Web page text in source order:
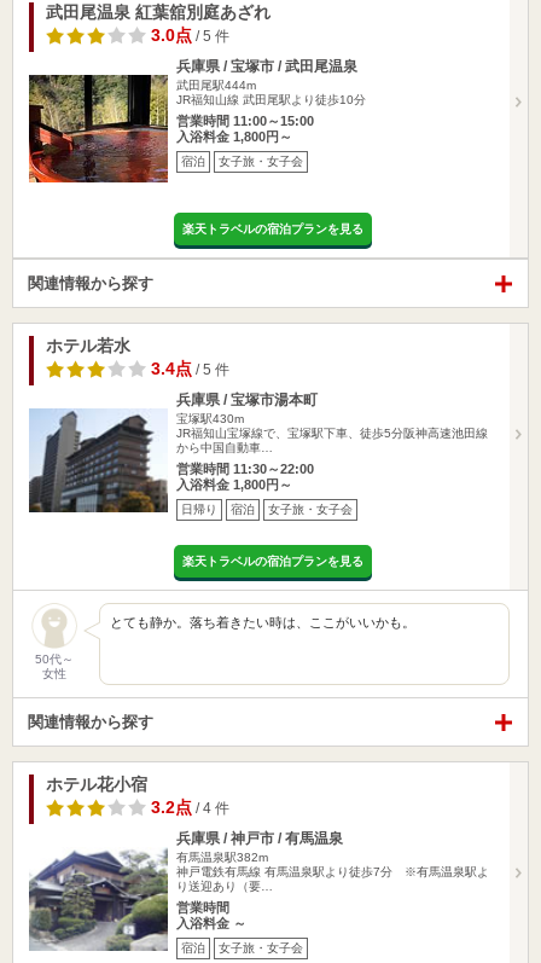
武田尾温泉 紅葉舘別庭あざれ
3.0点 / 5 件
兵庫県 / 宝塚市 / 武田尾温泉
武田尾駅444m
JR福知山線 武田尾駅より徒歩10分
営業時間 11:00～15:00
入浴料金 1,800円～
宿泊 女子旅・女子会
楽天トラベルの宿泊プランを見る
関連情報から探す
ホテル若水
3.4点 / 5 件
兵庫県 / 宝塚市湯本町
宝塚駅430m
JR福知山宝塚線で、宝塚駅下車、徒歩5分阪神高速池田線
から中国自動車…
営業時間 11:30～22:00
入浴料金 1,800円～
日帰り 宿泊 女子旅・女子会
楽天トラベルの宿泊プランを見る
50代～
女性
とても静か。落ち着きたい時は、ここがいいかも。
関連情報から探す
ホテル花小宿
3.2点 / 4 件
兵庫県 / 神戸市 / 有馬温泉
有馬温泉駅382m
神戸電鉄有馬線 有馬温泉駅より徒歩7分 ※有馬温泉駅よ
り送迎あり（要…
営業時間
入浴料金 ～
宿泊 女子旅・女子会